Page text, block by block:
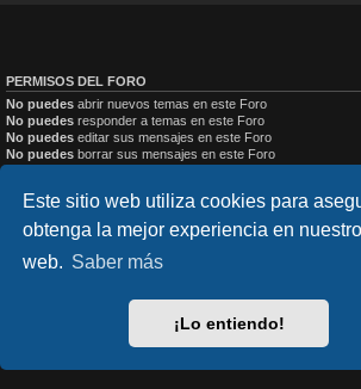
Este sitio web utiliza cookies para
obtenga la mejor experiencia en
web. Saber más
¡Lo entiendo!
PERMISOS DEL FORO
No puedes abrir nuevos temas en este Foro
No puedes responder a temas en este Foro
No puedes editar sus mensajes en este Foro
No puedes borrar sus mensajes en este Foro
Inicio Índice general
lucid_lime style created by
Desarrollado porphpBB® Forum Software ©
Traducción al español por
Condiciones